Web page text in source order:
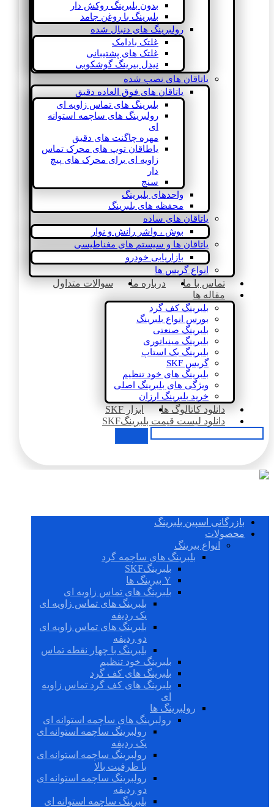
بدون بلبرینگ روکش دار
بلبرینگ با روغن جامد
رولبرینگ های دنبال شده
غلتک بادامک
غلتک های پشتیبانی
نیدل بیرینگ گوشکوبی
یاتاقان های نصب شده
یاتاقان های فوق العاده دقیق
بلبرینگ های تماس زاویه ای
رولبرینگ های ساچمه استوانه
ای
مهره چاگنت های دقیق
یاطاقان توپ های محرک تماس
زاویه ای برای محرک های پیچ
دار
سنج
واحدهای بلبرینگ
محفظه های بلبرینگ
یاتاقان های ساده
بوش ، واشر رانش و نوار
یاتاقان ها و سیستم های مغناطیسی
بازاریابی خودرو
انواع گریس ها
تماس با ما درباره ما
سوالات متداول
مقاله ها
بلبرینگ کف گرد
بورس انواع بلبرینگ
بلبرینگ صنعتی
بلبرینگ مینیاتوری
بلبرینگ بک استاپ
گریس SKF
بلبرینگ های خود تنظیم
ویژگی های بلبرینگ اصلی
خرید بلبرینگ ارزان
دانلود کاتالوگ ها
ابزار SKF
دانلود لیست قیمت بلبرینگSKF
بازرگانی اسپین بلبرینگ
محصولات
انواع بیرینگ
بلبرینگ های ساچمه گرد
بلبرینگSKF
Y بیرینگ ها
بلبرینگ های تماس زاویه ای
بلبرینگ های تماس زاویه ای
یک ردیفه
بلبرینگ های تماس زاویه ای
دو ردیفه
بلبرینگ با چهار نقطه تماس
بلبرینگ خود تنظیم
بلبرینگ های کف گرد
بلبرینگ های کف گرد تماس زاویه
ای
رولبرینگ ها
رولبرینگ های ساچمه استوانه ای
رولبرینگ ساچمه استوانه ای
یک ردیفه
رولبرینگ ساچمه استوانه ای
با ظرفیت بالا
رولبرینگ ساچمه استوانه ای
دو ردیفه
بلبرینگ ساچمه استوانه ای